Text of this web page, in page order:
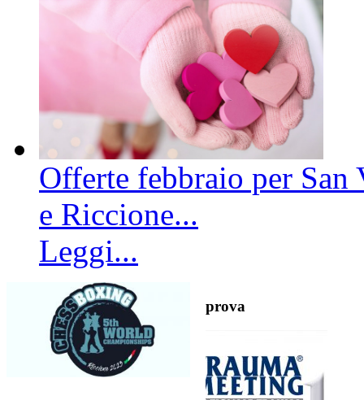
Offerte febbraio per
e Riccione...
Leggi...
prova